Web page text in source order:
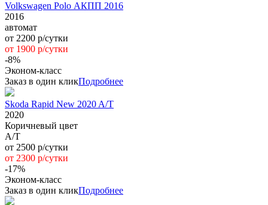
Volkswagen Polo АКПП 2016
2016
автомат
от 2200 р/сутки
от 1900 р/сутки
-8%
Эконом-класс
Заказ в один кликПодробнее
Skoda Rapid New 2020 A/T
2020
Коричневый цвет
A/Т
от 2500 р/сутки
от 2300 р/сутки
-17%
Эконом-класс
Заказ в один кликПодробнее